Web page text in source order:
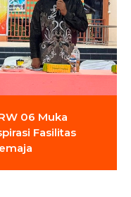
06 Muka
Fasilitas